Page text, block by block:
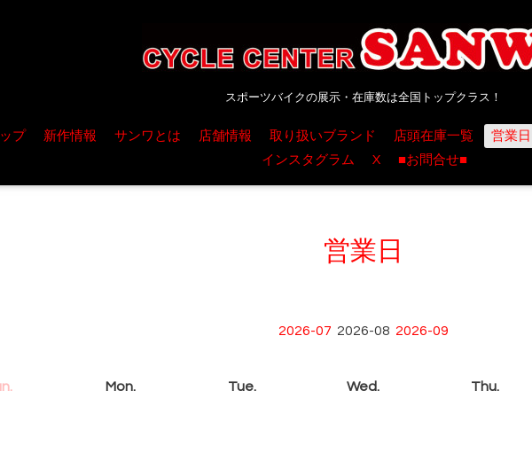
スポーツバイクの展示・在庫数は全国トップクラス！
プ 新作情報 サンワとは 店舗情報 取り扱いブランド 店頭在庫一覧 営業日
インスタグラム
X ■お問合せ■
営業日
2026-07 2026-08 2026-09
Mon. Tue. Wed. Thu.